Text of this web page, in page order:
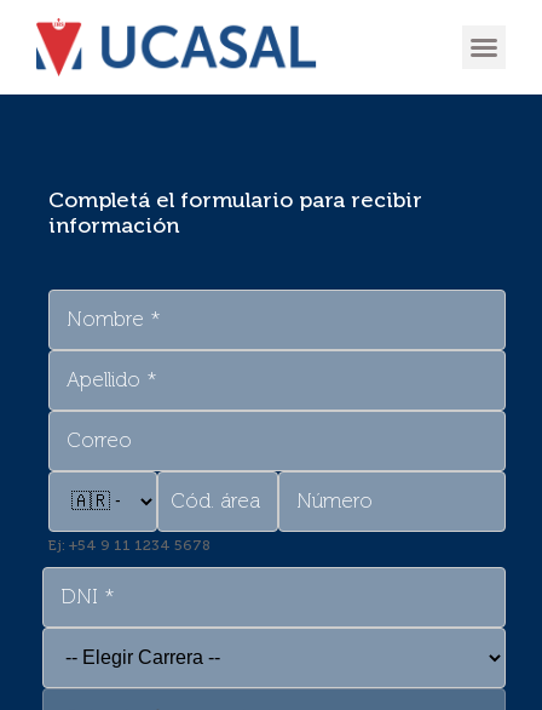
Completá el formulario para recibir
información
Ej: +54 9 11 1234 5678